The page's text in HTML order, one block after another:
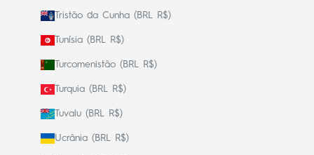
Tristão da Cunha (BRL R$)
Tunísia (BRL R$)
Turcomenistão (BRL R$)
Turquia (BRL R$)
Tuvalu (BRL R$)
Ucrânia (BRL R$)